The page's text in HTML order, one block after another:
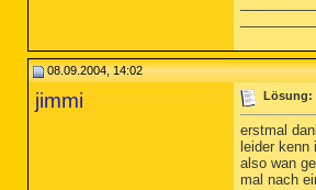
08.09.2004, 14:02
jimmi Lösung:
erstmal
leider
also wan
mal nach